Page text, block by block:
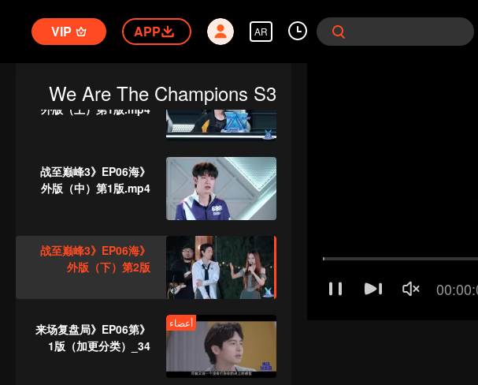
AR
APP
VIP
We Are The Champions S3
EP05 第1版（加更海外
版）_30
《战至巅峰3》EP06海
外版（上）第1版.mp4
《战至巅峰3》EP06海
外版（中）第1版.mp4
《战至巅峰3》EP06海
外版（下）第2版
أعضاء
《来场复盘局》EP06第
1版（加更分类）_34